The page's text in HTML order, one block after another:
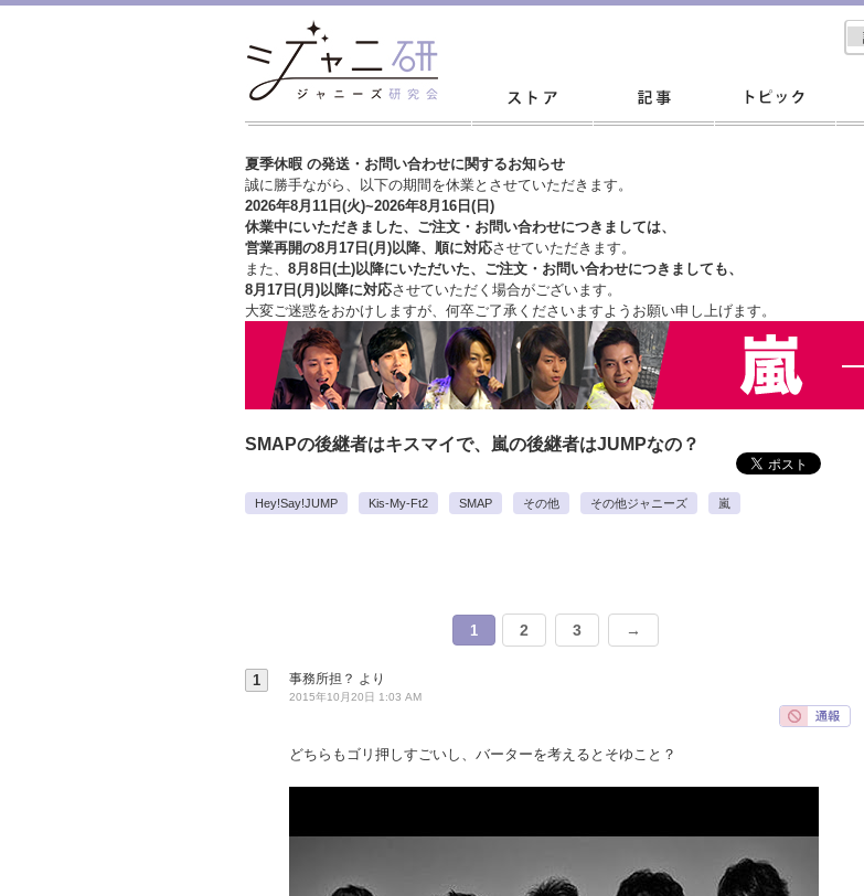
夏季休暇 の発送・お問い合わせに関するお知らせ
誠に勝手ながら、以下の期間を休業とさせていただきます。
2026年8月11日(火)~2026年8月16日(日)
休業中にいただきました、ご注文・お問い合わせにつきましては、
営業再開の8月17日(月)以降、順に対応させていただきます。
また、 8月8日(土)以降にいただいた、ご注文・ お問い合わせにつきましても、
8月17日(月)以降に対応させていただく場合がございます。
大変ご迷惑をおかけしますが、 何卒ご了承くださいますようお願い申し上げます。
SMAPの後継者はキスマイで、嵐の後継者はJUMPなの？
Hey!Say!JUMP Kis-My-Ft2 SMAP その他 その他ジャニーズ 嵐
1 2 3 →
1 事務所担？ より
2015年10月20日 1:03 AM
どちらもゴリ押しすごいし、バーターを考えるとそゆこと？